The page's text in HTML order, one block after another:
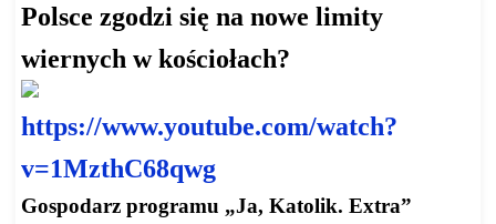
Polsce zgodzi się na nowe limity
wiernych w kościołach?
https://www.youtube.com/watch?
v=1MzthC68qwg
Gospodarz programu „Ja, Katolik. Extra”